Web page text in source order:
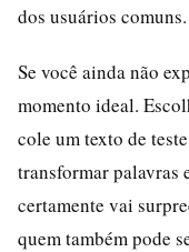
dos usuários comuns.
Se você ainda não
momento ideal.
cole um texto de
transformar palavras
certamente vai
quem também pode